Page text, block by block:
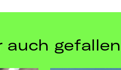
auch gefallen